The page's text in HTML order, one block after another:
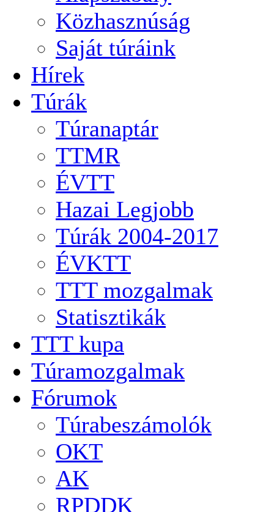
Közhasznúság
Saját túráink
Hírek
Túrák
Túranaptár
TTMR
ÉVTT
Hazai Legjobb
Túrák 2004-2017
ÉVKTT
TTT mozgalmak
Statisztikák
TTT kupa
Túramozgalmak
Fórumok
Túrabeszámolók
OKT
AK
RPDDK